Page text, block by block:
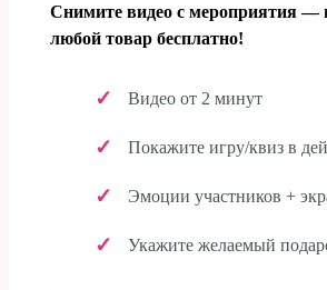
Снимите видео с мероприятия —
любой товар бесплатно!
Видео от 2 минут
Покажите игру/квиз в
Эмоции участников +
Укажите желаемый